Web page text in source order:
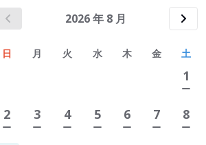
2026年 8 月
日 月 火 水 木 金 土
1
2 3 4 5 6 7 8